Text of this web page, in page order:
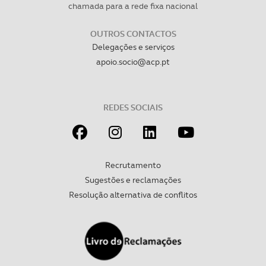
necessário no contexto dos serviços a prestar.
Realçamos que o bloqueio de certo tipo de Cookies e
tecnologias similares pode ter impacto na sua
experiência de navegação no Website e nos serviços
Consulte a política de cookies do site.
chamada para a rede fixa nacional
OUTROS CONTACTOS
Delegações e serviços
apoio.socio@acp.pt
REDES SOCIAIS
Recrutamento
Sugestões e reclamações
Resolução alternativa de conflitos